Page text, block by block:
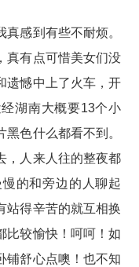
感到有些不耐烦。
真有点可惜美女们没
遗憾中上了火车，开
湖南大概要13个小
色什么都看不到。
，人来人往的整夜都
的和旁边的人聊起
站得辛苦的就互相换
比较愉快！呵呵！如
铺舒心点噢！也不知